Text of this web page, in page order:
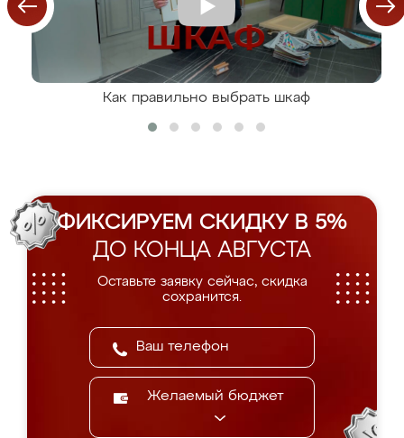
Как правильно выбрать шкаф
ФИКСИРУЕМ СКИДКУ В 5%
ДО КОНЦА АВГУСТА
Оставьте заявку сейчас, скидка
сохранится.
Желаемый бюджет